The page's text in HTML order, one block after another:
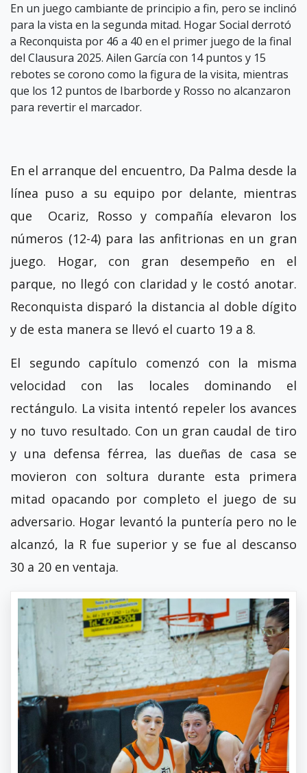
En un juego cambiante de principio a fin, pero se inclinó
para la vista en la segunda mitad. Hogar Social derrotó
a Reconquista por 46 a 40 en el primer juego de la final
del Clausura 2025. Ailen García con 14 puntos y 15
rebotes se corono como la figura de la visita, mientras
que los 12 puntos de Ibarborde y Rosso no alcanzaron
para revertir el marcador.
En el arranque del encuentro, Da Palma desde la
línea puso a su equipo por delante, mientras
que Ocariz, Rosso y compañía elevaron los
números (12-4) para las anfitrionas en un gran
juego. Hogar, con gran desempeño en el
parque, no llegó con claridad y le costó anotar.
Reconquista disparó la distancia al doble dígito
y de esta manera se llevó el cuarto 19 a 8.
El segundo capítulo comenzó con la misma
velocidad con las locales dominando el
rectángulo. La visita intentó repeler los avances
y no tuvo resultado. Con un gran caudal de tiro
y una defensa férrea, las dueñas de casa se
movieron con soltura durante esta primera
mitad opacando por completo el juego de su
adversario. Hogar levantó la puntería pero no le
alcanzó, la R fue superior y se fue al descanso
30 a 20 en ventaja.